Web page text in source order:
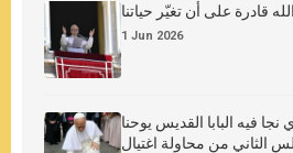
الله قادرة على أن تغيّر حياتنا
1 Jun 2026
نجا فيه البابا القديس يوحنا
الثاني من محاولة اغتيال